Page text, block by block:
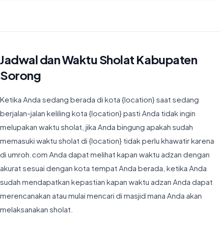
Jadwal dan Waktu Sholat Kabupaten
Sorong
Ketika Anda sedang berada di kota {location} saat sedang
berjalan-jalan keliling kota {location} pasti Anda tidak ingin
melupakan waktu sholat, jika Anda bingung apakah sudah
memasuki waktu sholat di {location} tidak perlu khawatir karena
di umroh.com Anda dapat melihat kapan waktu adzan dengan
akurat sesuai dengan kota tempat Anda berada, ketika Anda
sudah mendapatkan kepastian kapan waktu adzan Anda dapat
merencanakan atau mulai mencari di masjid mana Anda akan
melaksanakan sholat.